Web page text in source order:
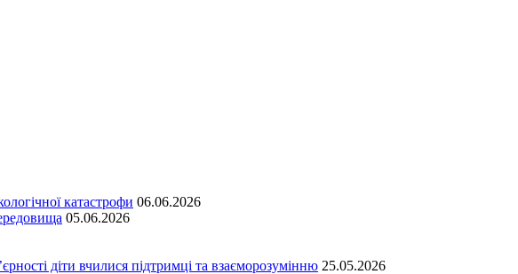
катастрофи 06.06.2026
05.06.2026
діти вчилися підтримці та взаєморозумінню 25.05.2026